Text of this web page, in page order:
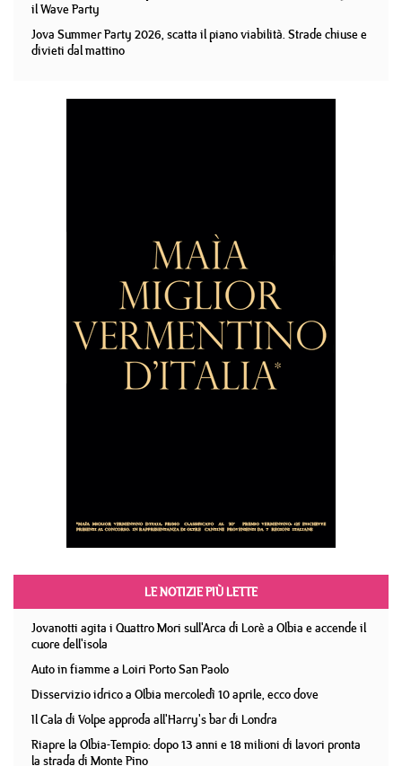
il Wave Party
Jova Summer Party 2026, scatta il piano viabilità. Strade chiuse e
divieti dal mattino
LE NOTIZIE PIÙ LETTE
Jovanotti agita i Quattro Mori sull'Arca di Lorè a Olbia e accende il
cuore dell'isola
Auto in fiamme a Loiri Porto San Paolo
Disservizio idrico a Olbia mercoledì 10 aprile, ecco dove
Il Cala di Volpe approda all'Harry's bar di Londra
Riapre la Olbia-Tempio: dopo 13 anni e 18 milioni di lavori pronta
la strada di Monte Pino